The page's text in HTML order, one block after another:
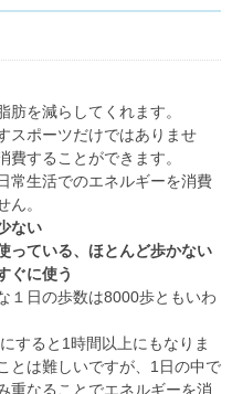
を減らしてくれます。
スポーツだけではありませ
することができます。
常生活でのエネルギーを消費
。
ない
っている、ほとんど歩かない
ぐに使う
１日の歩数は8000歩ともいわ
すると1時間以上にもなりま
とは難しいですが、1日の中で
重なることでエネルギーを消